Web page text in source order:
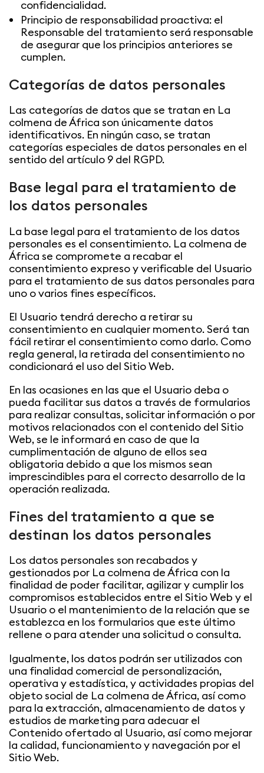
confidencialidad.
Principio de responsabilidad proactiva: el
Responsable del tratamiento será responsable
de asegurar que los principios anteriores se
cumplen.
Categorías de datos personales
Las categorías de datos que se tratan en La
colmena de África son únicamente datos
identificativos. En ningún caso, se tratan
categorías especiales de datos personales en el
sentido del artículo 9 del RGPD.
Base legal para el tratamiento de
los datos personales
La base legal para el tratamiento de los datos
personales es el consentimiento. La colmena de
África se compromete a recabar el
consentimiento expreso y verificable del Usuario
para el tratamiento de sus datos personales para
uno o varios fines específicos.
El Usuario tendrá derecho a retirar su
consentimiento en cualquier momento. Será tan
fácil retirar el consentimiento como darlo. Como
regla general, la retirada del consentimiento no
condicionará el uso del Sitio Web.
En las ocasiones en las que el Usuario deba o
pueda facilitar sus datos a través de formularios
para realizar consultas, solicitar información o por
motivos relacionados con el contenido del Sitio
Web, se le informará en caso de que la
cumplimentación de alguno de ellos sea
obligatoria debido a que los mismos sean
imprescindibles para el correcto desarrollo de la
operación realizada.
Fines del tratamiento a que se
destinan los datos personales
Los datos personales son recabados y
gestionados por La colmena de África con la
finalidad de poder facilitar, agilizar y cumplir los
compromisos establecidos entre el Sitio Web y el
Usuario o el mantenimiento de la relación que se
establezca en los formularios que este último
rellene o para atender una solicitud o consulta.
Igualmente, los datos podrán ser utilizados con
una finalidad comercial de personalización,
operativa y estadística, y actividades propias del
objeto social de La colmena de África, así como
para la extracción, almacenamiento de datos y
estudios de marketing para adecuar el
Contenido ofertado al Usuario, así como mejorar
la calidad, funcionamiento y navegación por el
Sitio Web.